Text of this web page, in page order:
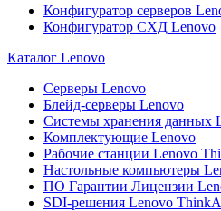
Конфигуратор серверов
Конфигуратор СХД Lenovo
Каталог Lenovo
Серверы Lenovo
Блейд-серверы Lenovo
Системы хранения данных
Комплектующие Lenovo
Рабочие станции Lenovo
Настольные компьютеры
ПО Гарантии Лицензии
SDI-решения Lenovo